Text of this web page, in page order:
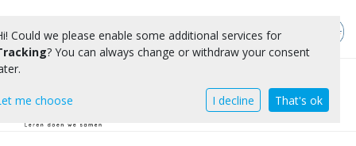
Toggle
Could we please enable some additional services for
? You can always change or withdraw your consent
me choose I decline That's ok